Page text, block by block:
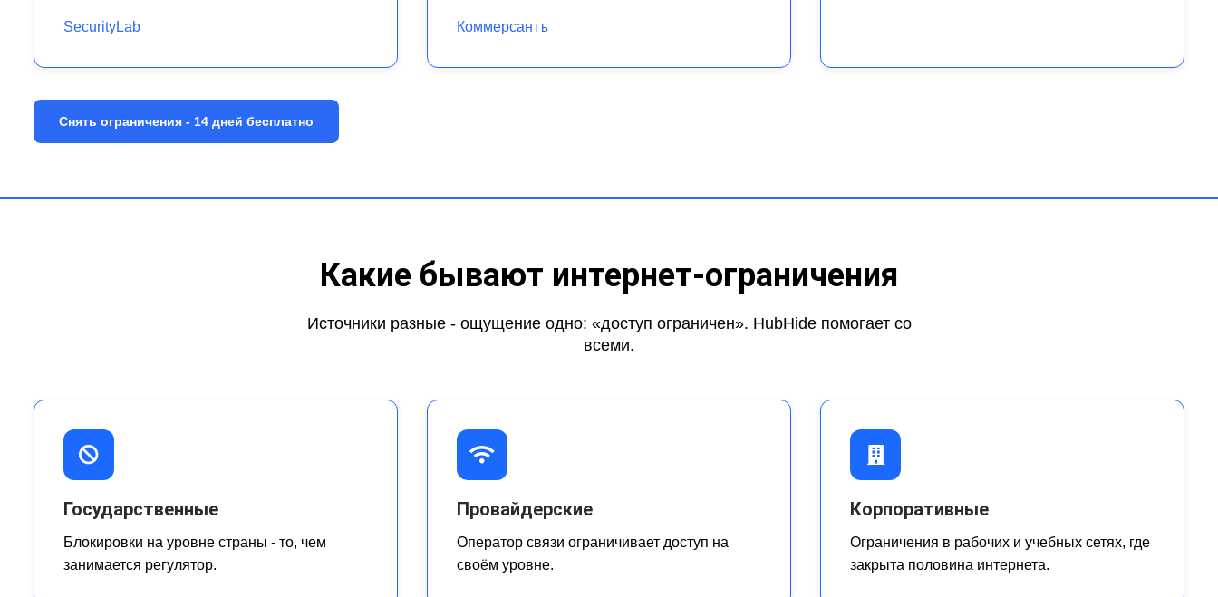
SecurityLab Коммерсантъ
Снять ограничения - 14 дней бесплатно
Какие бывают интернет-ограничения
Источники разные - ощущение одно: «доступ ограничен». HubHide помогает со
всеми.
Государственные
Блокировки на уровне страны - то, чем
занимается регулятор.
Провайдерские
Оператор связи ограничивает доступ на
своём уровне.
Корпоративные
Ограничения в рабочих и учебных сетях, где
закрыта половина интернета.